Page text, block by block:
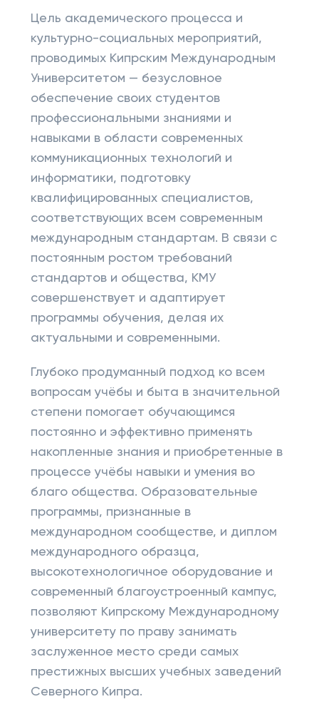
Цель академического процесса и
культурно-социальных мероприятий,
проводимых Кипрским Международным
Университетом — безусловное
обеспечение своих студентов
профессиональными знаниями и
навыками в области современных
коммуникационных технологий и
информатики, подготовку
квалифицированных специалистов,
соответствующих всем современным
международным стандартам. В связи с
постоянным ростом требований
стандартов и общества, КМУ
совершенствует и адаптирует
программы обучения, делая их
актуальными и современными.
Глубоко продуманный подход ко всем
вопросам учёбы и быта в значительной
степени помогает обучающимся
постоянно и эффективно применять
накопленные знания и приобретенные в
процессе учёбы навыки и умения во
благо общества. Образовательные
программы, признанные в
международном сообществе, и диплом
международного образца,
высокотехнологичное оборудование и
современный благоустроенный кампус,
позволяют Кипрскому Международному
университету по праву занимать
заслуженное место среди самых
престижных высших учебных заведений
Северного Кипра.